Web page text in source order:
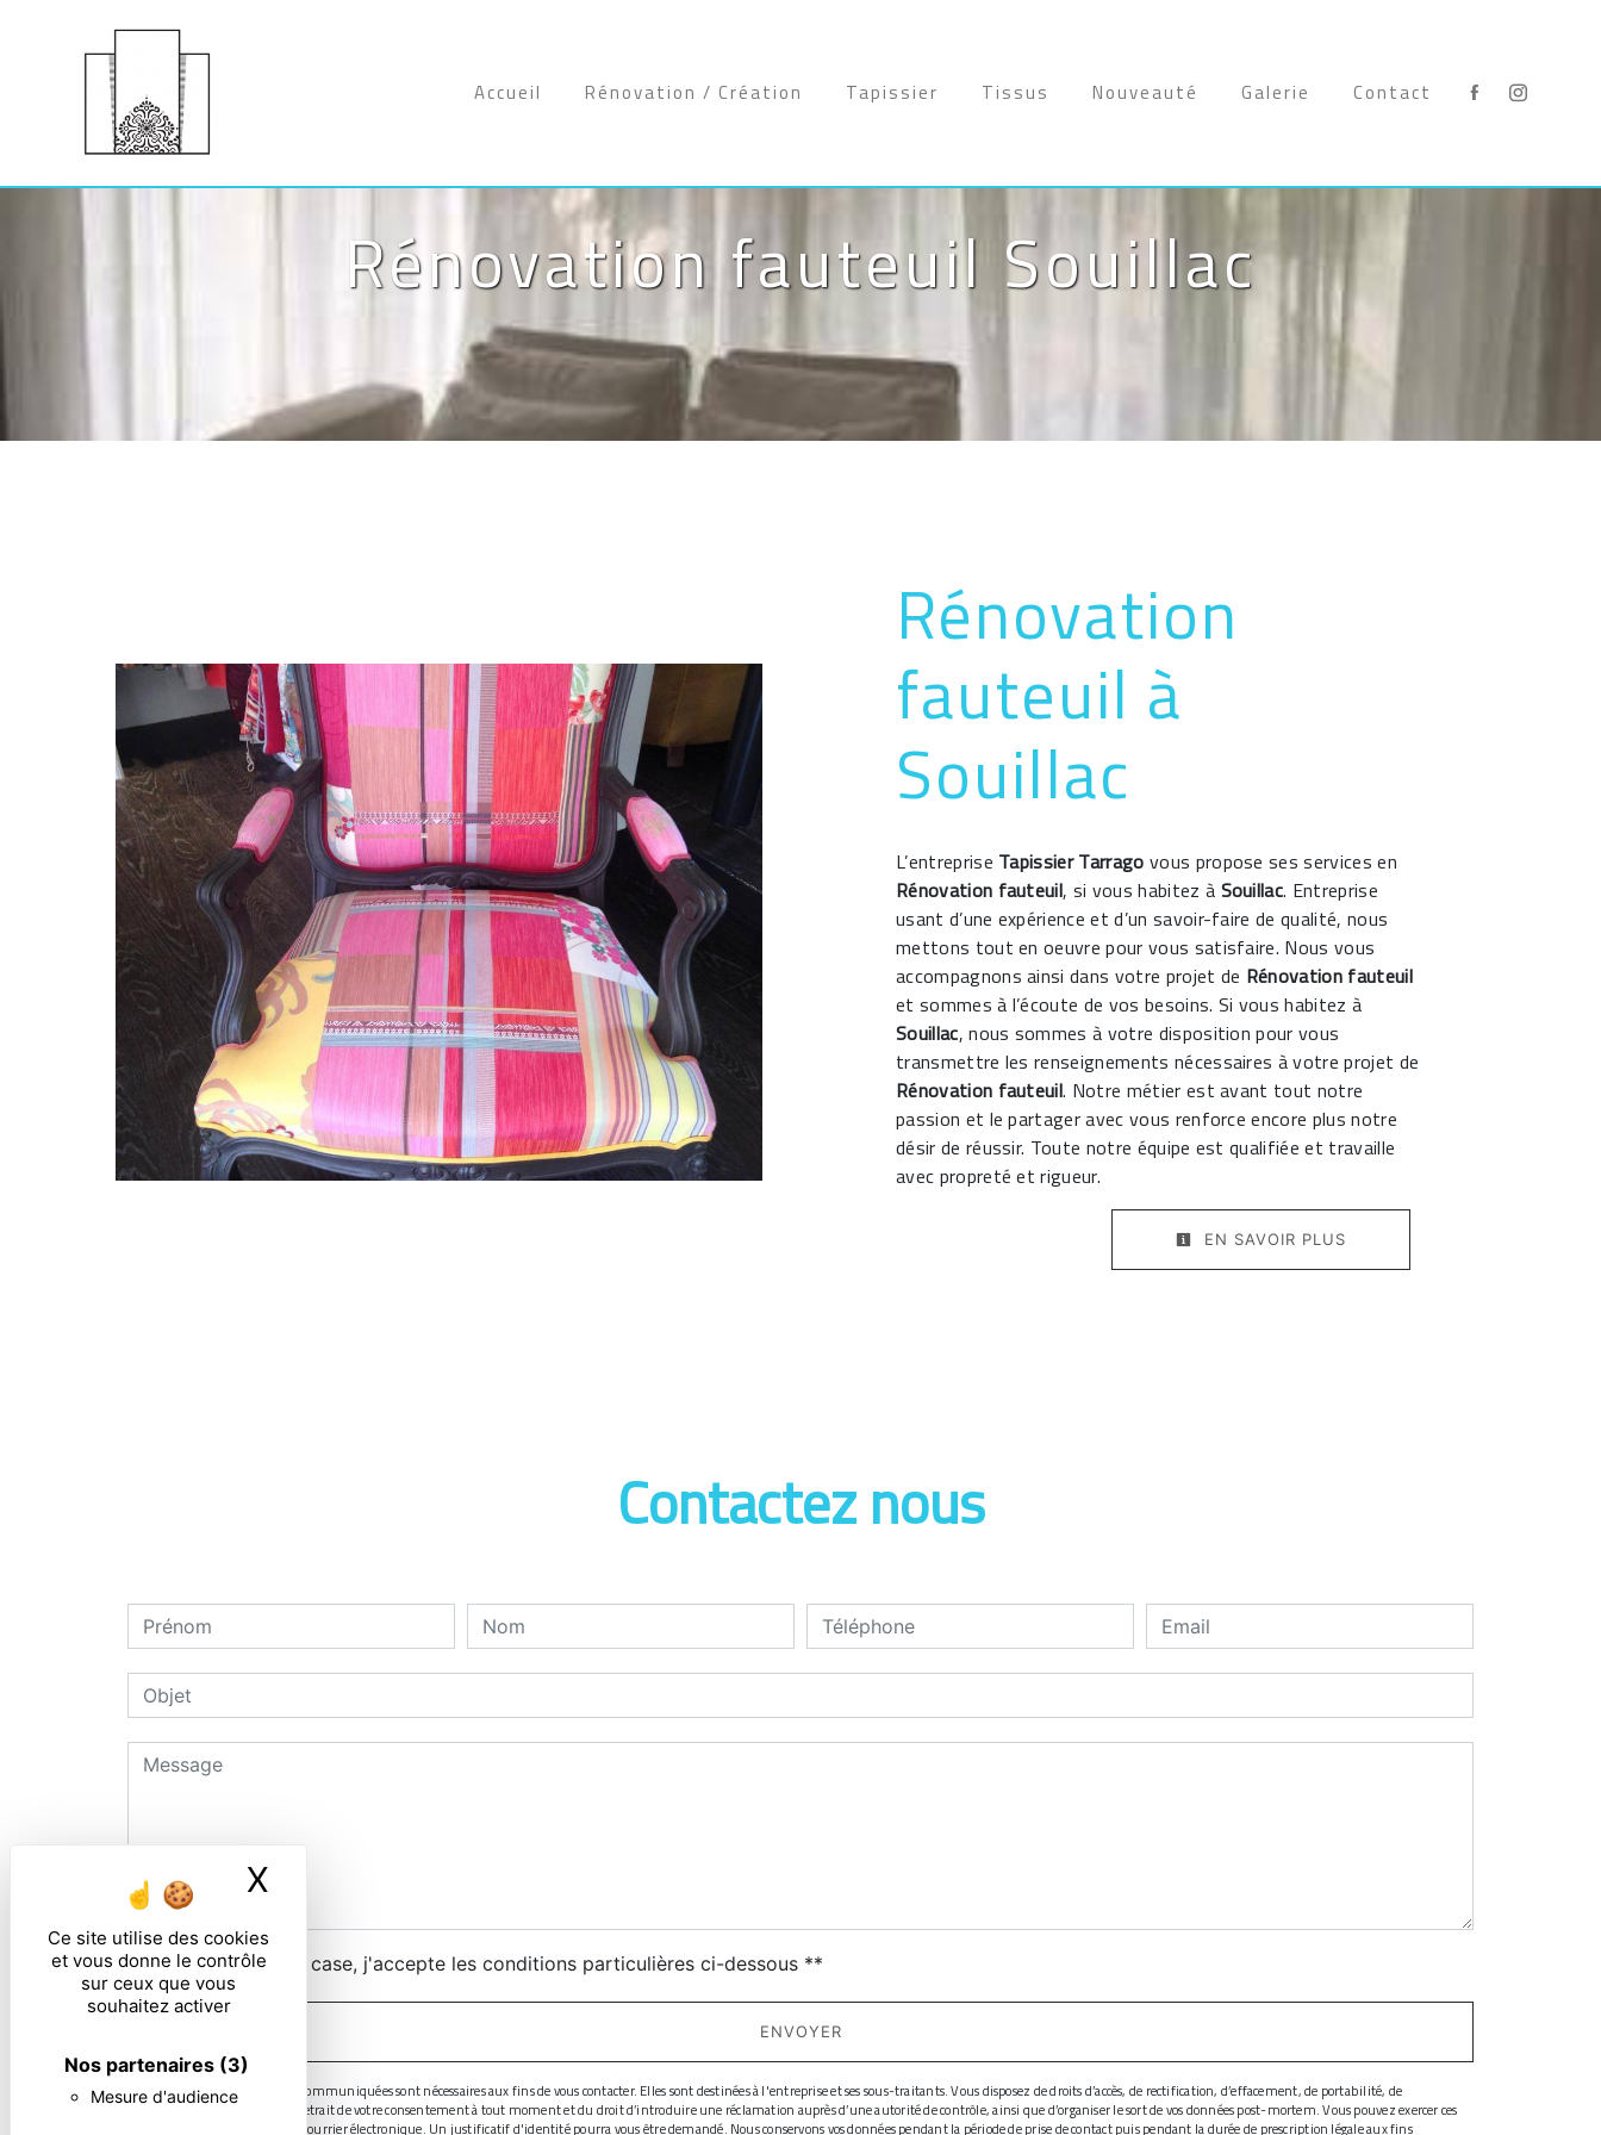
Ce site utilise des cookies
et vous donne le contrôle
sur ceux que vous
souhaitez activer
Nos partenaires (3)
Mesure d'audience
X
Accueil Rénovation / Création Tapissier Tissus Nouveauté Galerie Contact
Rénovation fauteuil Souillac
Rénovation
fauteuil à
Souillac
L’entreprise Tapissier Tarrago vous propose ses services en
Rénovation fauteuil, si vous habitez à Souillac. Entreprise
usant d’une expérience et d’un savoir-faire de qualité, nous
mettons tout en oeuvre pour vous satisfaire. Nous vous
accompagnons ainsi dans votre projet de Rénovation fauteuil
et sommes à l’écoute de vos besoins. Si vous habitez à
Souillac, nous sommes à votre disposition pour vous
transmettre les renseignements nécessaires à votre projet de
Rénovation fauteuil. Notre métier est avant tout notre
passion et le partager avec vous renforce encore plus notre
désir de réussir. Toute notre équipe est qualifiée et travaille
avec propreté et rigueur.
EN SAVOIR PLUS
Contactez nous
En cochant cette case, j'accepte les conditions particulières ci-dessous **
ENVOYER
** Les données personnelles communiquées sont nécessaires aux fins de vous contacter. Elles sont destinées à l'entreprise et ses sous-traitants. Vous disposez de droits d’accès, de rectification, d’effacement, de portabilité, de
limitation, d’opposition, de retrait de votre consentement à tout moment et du droit d’introduire une réclamation auprès d’une autorité de contrôle, ainsi que d’organiser le sort de vos données post-mortem. Vous pouvez exercer ces
droits par voie postale ou par courrier électronique. Un justificatif d'identité pourra vous être demandé. Nous conservons vos données pendant la période de prise de contact puis pendant la durée de prescription légale aux fins